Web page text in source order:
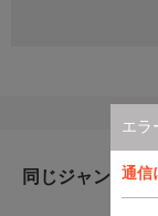
エラ
通信
同じジャンルの